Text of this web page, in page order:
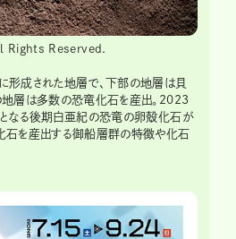
Rights Reserved.
形成された地層で、下部の地層は貝
地層は多数の恐竜化石を産出。2023
なる後期白亜紀の恐竜の卵殻化石が
石を産出する御船層群の特徴や化石